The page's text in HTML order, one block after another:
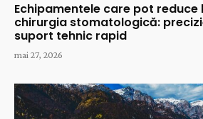
Echipamentele care pot reduce
chirurgia stomatologică:
suport tehnic rapid
mai 27, 2026